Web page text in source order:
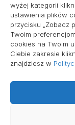
wyżej kategorii
ustawienia plików
przycisku „Zobacz
Twoim
cookies na Twoim
Ciebie zakresie
znajdziesz w
Polityka